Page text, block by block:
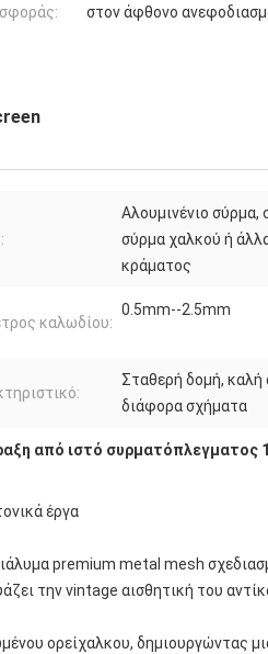
στον άφθονο
Αλουμινένιο σύρμα,
σύρμα χαλκού ή
κράματος
καλωδίου:
0.5mm--2.5mm
Σταθερή δομή, καλή
διάφορα σχήματα
από ιστό συρματόπλεγματος
έργα
premium metal mesh
την vintage αισθητική του
ορείχαλκου, δημιουργώντας